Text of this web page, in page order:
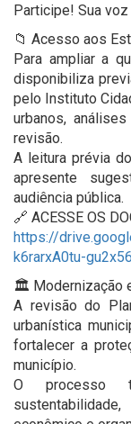
Participe! Sua voz
📁 Acesso aos
Para ampliar a
disponibiliza
pelo Instituto
urbanos,
revisão.
A leitura prévia
apresente
audiência pública.
🔗 ACESSE OS
https://
k6rarxA0tu-
🏛️ Modernização
A revisão do
urbanística
fortalecer a
município.
O processo